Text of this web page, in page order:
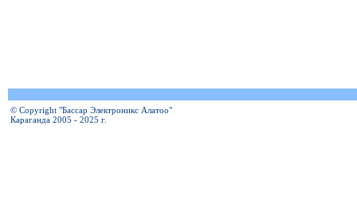
© Copyright "Бассар Электроникс Алатоо"
Караганда 2005 - 2025 г.